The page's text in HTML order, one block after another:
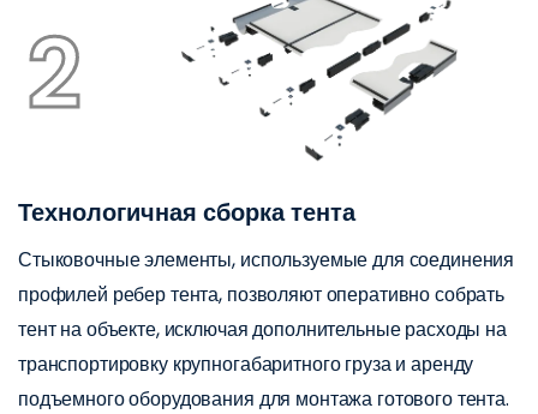
2
Технологичная сборка тента
Стыковочные элементы, используемые для соединения
профилей ребер тента, позволяют оперативно собрать
тент на объекте, исключая дополнительные расходы на
транспортировку крупногабаритного груза и аренду
подъемного оборудования для монтажа готового тента.